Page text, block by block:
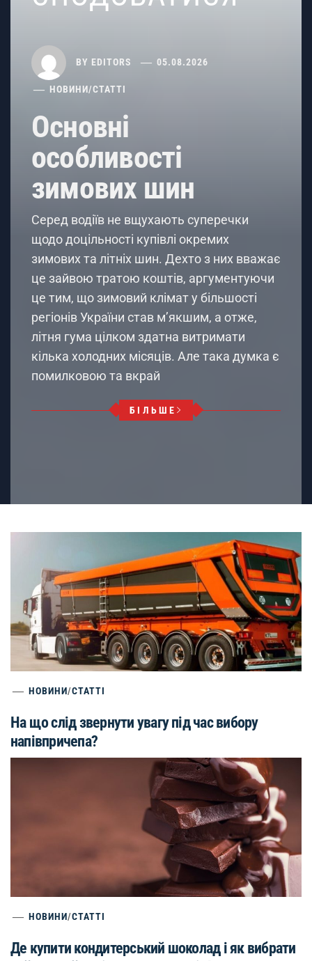
BY EDITORS 05.08.2026
НОВИНИ/СТАТТІ
Основні
особливості
зимових шин
Серед водіїв не вщухають суперечки
щодо доцільності купівлі окремих
зимових та літніх шин. Дехто з них вважає
це зайвою тратою коштів, аргументуючи
це тим, що зимовий клімат у більшості
регіонів України став м’якшим, а отже,
літня гума цілком здатна витримати
кілька холодних місяців. Але така думка є
помилковою та вкрай
БІЛЬШЕ
НОВИНИ/СТАТТІ
На що слід звернути увагу під час вибору
напівпричепа?
НОВИНИ/СТАТТІ
Де купити кондитерський шоколад і як вибрати